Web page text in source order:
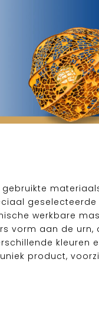
gebruikte
werkbare
vorm aan de urn,
kleuren
product,